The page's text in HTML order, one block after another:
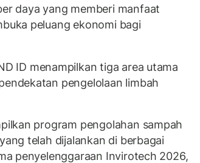
daya yang memberi manfaat
peluang ekonomi bagi
ID menampilkan tiga area utama
pengelolaan limbah
program pengolahan sampah
telah dijalankan di berbagai
penyelenggaraan Invirotech 2026,